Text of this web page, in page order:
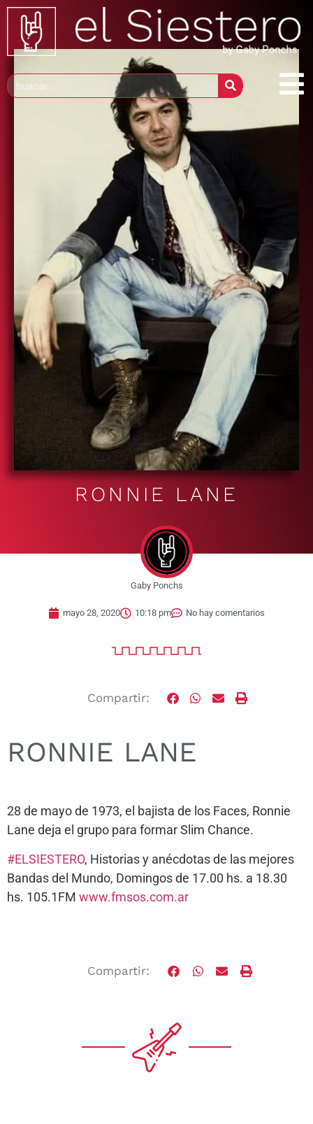
RONNIE LANE
Gaby Ponchs
mayo 28, 2020 10:18 pm No hay comentarios
Compartir:
RONNIE LANE
28 de mayo de 1973, el bajista de los Faces, Ronnie
Lane deja el grupo para formar Slim Chance.
#ELSIESTERO, Historias y anécdotas de las mejores
Bandas del Mundo, Domingos de 17.00 hs. a 18.30
hs. 105.1FM www.fmsos.com.ar
Compartir: